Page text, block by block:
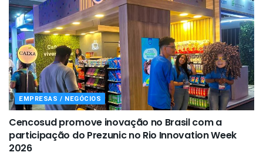
EMPRESAS / NEGÓCIOS
Cencosud promove inovação no Brasil com a
participação do Prezunic no Rio Innovation Week
2026